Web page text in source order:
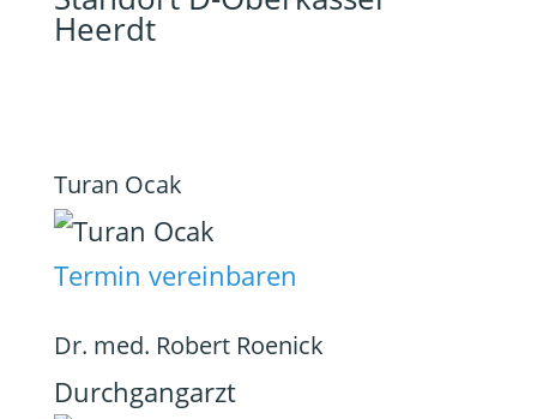
Heerdt
Turan Ocak
Termin vereinbaren
Dr. med. Robert Roenick
Durchgangarzt